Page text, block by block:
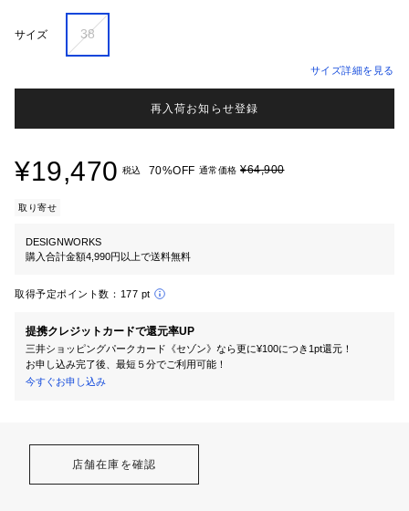
サイズ 38
サイズ詳細を見る
再入荷お知らせ登録
¥19,470 税込 70%OFF 通常価格 ¥64,900
取り寄せ
DESIGNWORKS
購入合計金額4,990円以上で送料無料
取得予定ポイント数： 177 pt
提携クレジットカードで還元率UP
三井ショッピングパークカード《セゾン》なら更に¥100につき1pt還元！
お申し込み完了後、最短５分でご利用可能！
今すぐお申し込み
店舗在庫を確認